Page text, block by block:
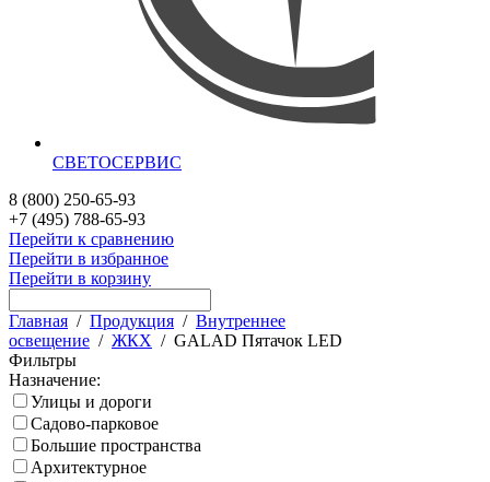
СВЕТОСЕРВИС
8 (800) 250-65-93
+7 (495) 788-65-93
Перейти к сравнению
Перейти в избранное
Перейти в корзину
Главная / Продукция / Внутреннее
освещение / ЖКХ / GALAD Пятачок LED
Фильтры
Назначение:
Улицы и дороги
Садово-парковое
Большие пространства
Архитектурное